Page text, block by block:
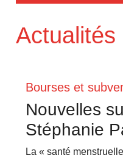
Actualités
Bourses et
Nouvelles
Stéphanie
La « santé